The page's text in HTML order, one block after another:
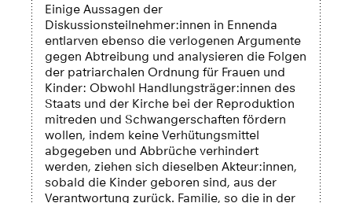
Einige Aussagen der
Diskussionsteilnehmer:innen in Ennenda
entlarven ebenso die verlogenen Argumente
gegen Abtreibung und analysieren die Folgen
der patriarchalen Ordnung für Frauen und
Kinder: Obwohl Handlungsträger:innen des
Staats und der Kirche bei der Reproduktion
mitreden und Schwangerschaften fördern
wollen, indem keine Verhütungsmittel
abgegeben und Abbrüche verhindert
werden, ziehen sich dieselben Akteur:innen,
sobald die Kinder geboren sind, aus der
Verantwortung zurück. Familie, so die in der